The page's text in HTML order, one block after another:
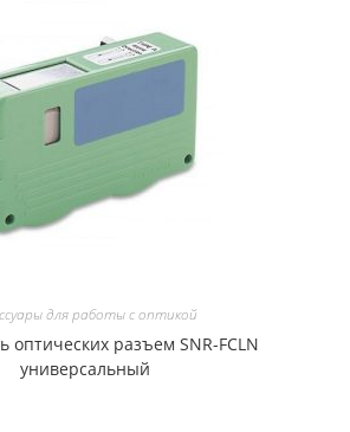
для работы с оптикой
оптических разъем SNR-FCLN
универсальный